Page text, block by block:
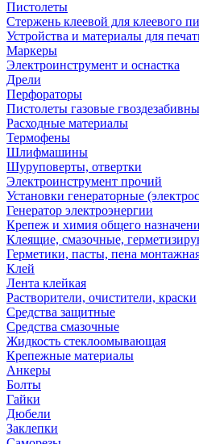
Пистолеты
Стержень клеевой для клеевого
Устройства и материалы для
Маркеры
Электроинструмент и оснастка
Дрели
Перфораторы
Пистолеты газовые
Расходные материалы
Термофены
Шлифмашины
Шуруповерты, отвертки
Электроинструмент прочий
Установки генераторные
Генератор электроэнергии
Крепеж и химия общего
Клеящие, смазочные,
Герметики, пасты, пена
Клей
Лента клейкая
Растворители, очистители, краски
Средства защитные
Средства смазочные
Жидкость стеклоомывающая
Крепежные материалы
Анкеры
Болты
Гайки
Дюбели
Заклепки